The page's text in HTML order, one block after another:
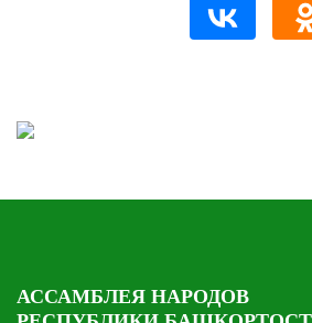
АССАМБЛЕЯ НАРОДОВ